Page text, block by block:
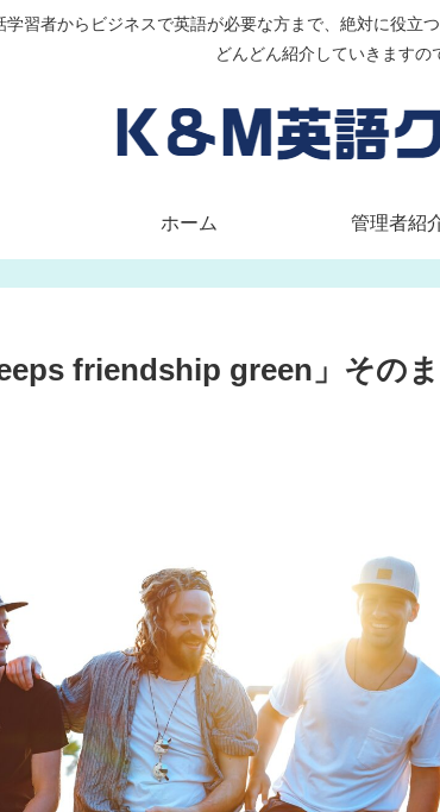
習者からビジネスで英語が必要な方まで、絶対に役
どんどん紹介していきますの
ホーム 管理者紹
friendship green」その